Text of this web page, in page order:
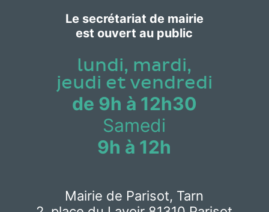
Le secrétariat de mairie
est ouvert au public
lundi, mardi,
jeudi et vendredi
de 9h à 12h30
Samedi
9h à 12h
Mairie de Parisot, Tarn